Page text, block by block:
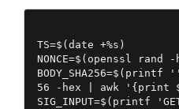
TS=$(date +%s)
NONCE=$(openssl rand
56 -hex | awk '{print
SIG_INPUT=$(printf